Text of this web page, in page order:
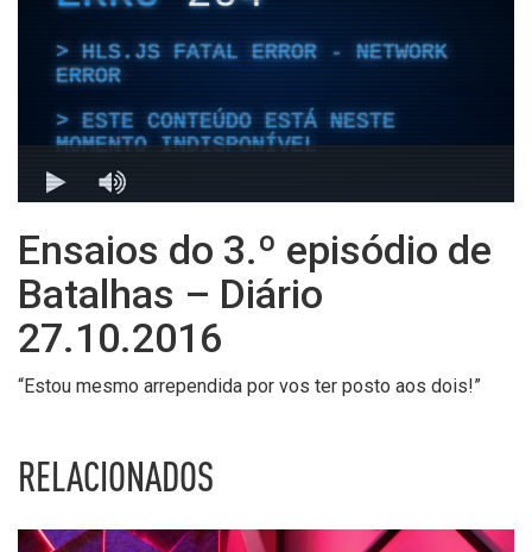
Ensaios do 3.º episódio de
Batalhas – Diário
27.10.2016
“Estou mesmo arrependida por vos ter posto aos dois!”
RELACIONADOS